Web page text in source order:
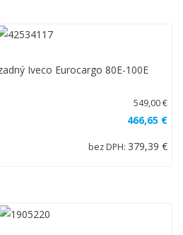
Iveco Eurocargo 80E-100E
549,00 €
466,65 €
bez DPH: 379,39 €